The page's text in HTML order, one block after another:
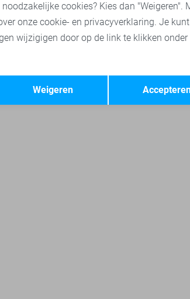
Opslaan
cookies? Kies dan "Weigeren".
onze cookie- en privacyverklaring. Je
wijzigigen door op de link te klikken onder
Weigeren